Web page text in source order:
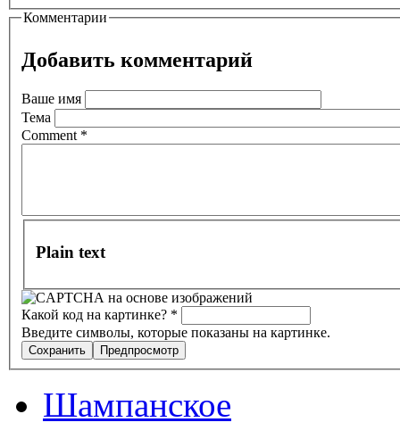
Комментарии
Добавить комментарий
Ваше имя
Тема
Comment *
Plain text
Какой код на картинке? *
Введите символы, которые показаны на картинке.
Шампанское